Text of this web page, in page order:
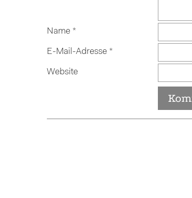
Name *
E-Mail-Adresse *
Website